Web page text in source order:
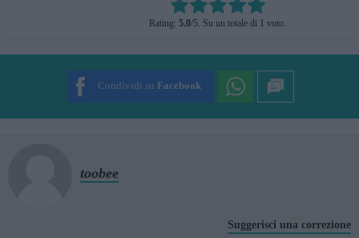
Rate this item:
SUBMIT RATING
Rating: 5.0/5. Su un totale di 1 voto.
Condividi su Facebook
toobee
Suggerisci una correzione